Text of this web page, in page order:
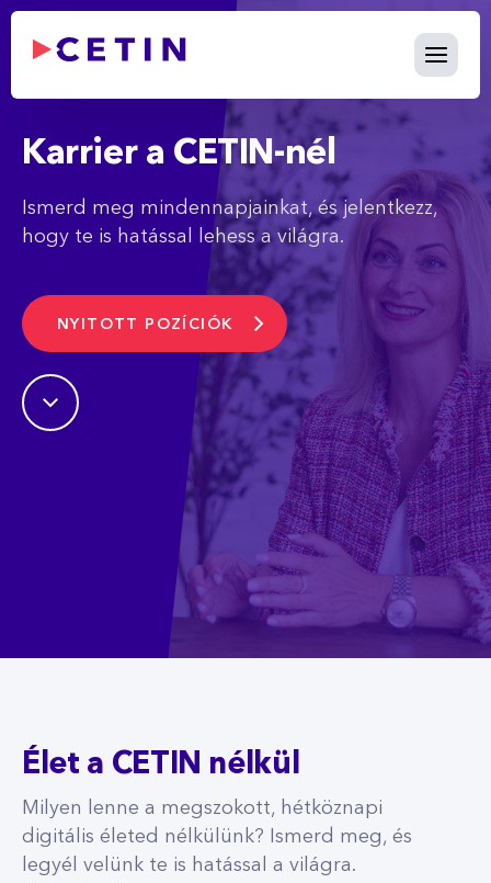
Ugrás a fő tartalomhoz
Karrier - cetin.hu
Karrier a CETIN-nél
Ismerd meg mindennapjainkat, és jelentkezz,
hogy te is hatással lehess a világra.
NYITOTT POZÍCIÓK
Élet a CETIN nélkül
Milyen lenne a megszokott, hétköznapi
digitális életed nélkülünk? Ismerd meg, és
legyél velünk te is hatással a világra.